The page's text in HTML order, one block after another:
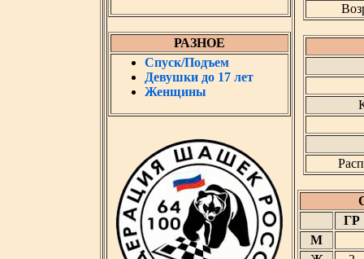
РАЗНОЕ
Спуск/Подъем
Девушки до 17 лет
Женщины
ГР
М